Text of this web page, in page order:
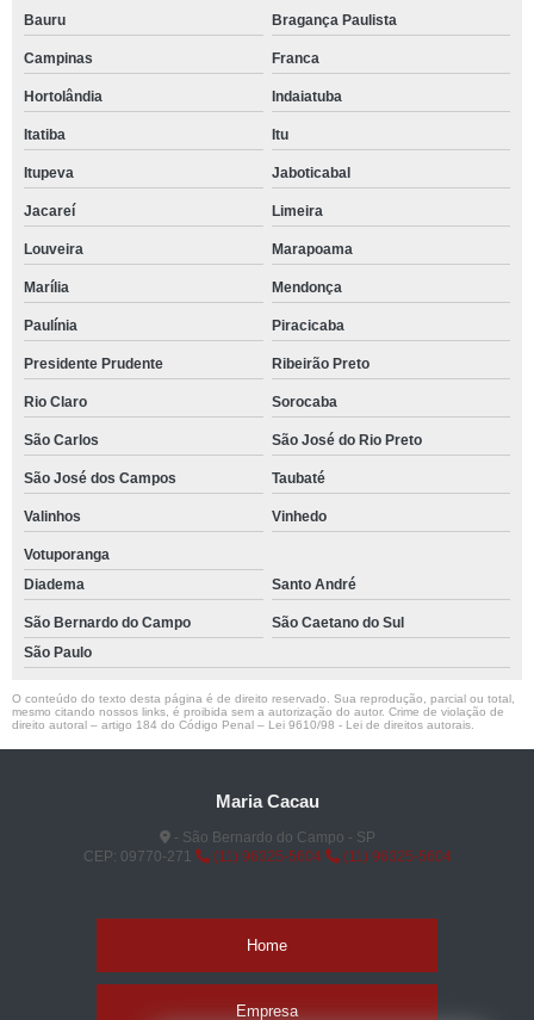
Bauru Bragança Paulista
Campinas Franca
Hortolândia Indaiatuba
Itatiba Itu
Itupeva Jaboticabal
Jacareí Limeira
Louveira Marapoama
Marília Mendonça
Paulínia Piracicaba
Presidente Prudente Ribeirão Preto
Rio Claro Sorocaba
São Carlos São José do Rio Preto
São José dos Campos Taubaté
Valinhos Vinhedo
Votuporanga
Diadema
Santo André
São Bernardo do Campo
São Caetano do Sul
São Paulo
O conteúdo do texto desta página é de direito reservado. Sua reprodução, parcial ou total,
mesmo citando nossos links, é proibida sem a autorização do autor. Crime de violação de
direito autoral – artigo 184 do Código Penal – Lei 9610/98 - Lei de direitos autorais
Maria Cacau
- São Bernardo do Campo - SP
CEP: 09770-271
(11) 96325-5604 (11) 96325-5604
Home
Empresa